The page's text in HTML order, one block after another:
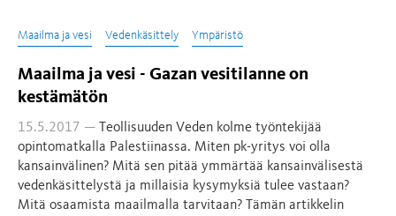
Maailma ja vesi Vedenkäsittely Ympäristö
Maailma ja vesi - Gazan vesitilanne on
kestämätön
15.5.2017 —
Teollisuuden Veden kolme työntekijää
opintomatkalla Palestiinassa. Miten pk-yritys voi olla
kansainvälinen? Mitä sen pitää ymmärtää kansainvälisestä
vedenkäsittelystä ja millaisia kysymyksiä tulee vastaan?
Mitä osaamista maailmalla tarvitaan? Tämän artikkelin